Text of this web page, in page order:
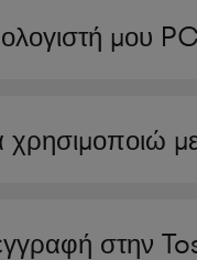
μου
στην